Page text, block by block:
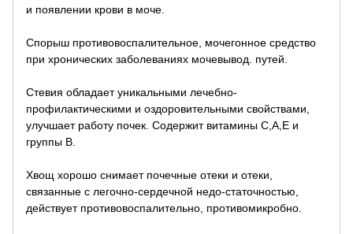
и появлении крови в моче.
Спорыш противовоспалительное, мочегонное средство
при хронических заболеваниях мочевывод. путей.
Стевия обладает уникальными лечебно-
профилактическими и оздоровительными свойствами,
улучшает работу почек. Содержит витамины С,А,Е и
группы В.
Хвощ хорошо снимает почечные отеки и отеки,
связанные с легочно-сердечной недо-статочностью,
действует противовоспалительно, противомикробно.